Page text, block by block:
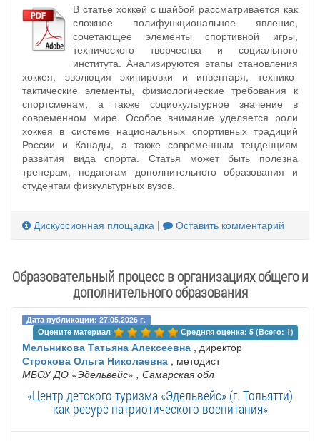
В статье хоккей с шайбой рассматривается как
сложное полифункциональное явление,
сочетающее элементы спортивной игры,
технического творчества и социального
института. Анализируются этапы становления
хоккея, эволюция экипировки и инвентаря, технико-
тактические элементы, физиологические требования к
спортсменам, а также социокультурное значение в
современном мире. Особое внимание уделяется роли
хоккея в системе национальных спортивных традиций
России и Канады, а также современным тенденциям
развития вида спорта. Статья может быть полезна
тренерам, педагогам дополнительного образования и
студентам физкультурных вузов.
Дискуссионная площадка | Оставить комментарий
Образовательный процесс в организациях общего и
дополнительного образования
Дата публикации: 27.05.2026 г.
Оцените материал
Средняя оценка: 5 (Всего: 1)
Мельникова Татьяна Алексеевна , директор
Строкова Ольга Николаевна , методист
МБОУ ДО «Эдельвейс» , Самарская обл
«Центр детского туризма «Эдельвейс» (г. Тольятти)
как ресурс патриотического воспитания»